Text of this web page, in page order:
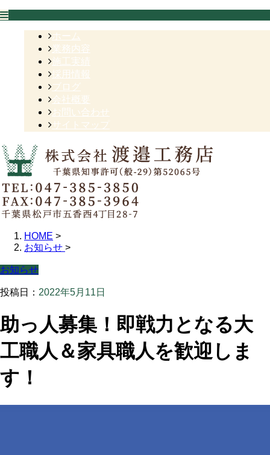
ホーム
業務内容
施工実績
採用情報
ブログ
会社概要
お問い合わせ
サイトマップ
HOME >
お知らせ >
お知らせ
投稿日： 2022年5月11日
助っ人募集！即戦力となる大
工職人＆家具職人を歓迎しま
す！